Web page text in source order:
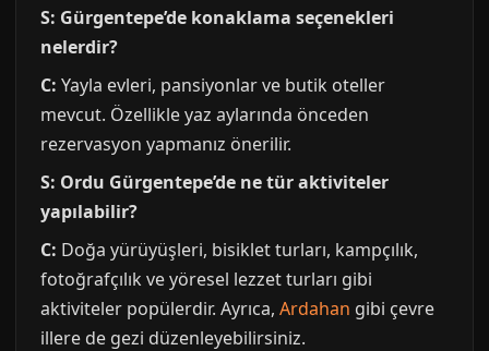
S: Gürgentepe’de konaklama seçenekleri
nelerdir?
C: Yayla evleri, pansiyonlar ve butik oteller
mevcut. Özellikle yaz aylarında önceden
rezervasyon yapmanız önerilir.
S: Ordu Gürgentepe’de ne tür aktiviteler
yapılabilir?
C: Doğa yürüyüşleri, bisiklet turları, kampçılık,
fotoğrafçılık ve yöresel lezzet turları gibi
aktiviteler popülerdir. Ayrıca, Ardahan gibi çevre
illere de gezi düzenleyebilirsiniz.